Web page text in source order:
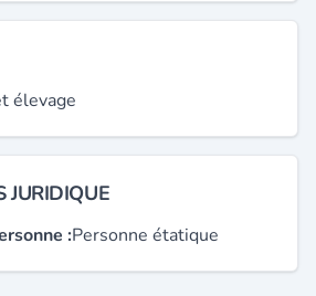
élevage
JURIDIQUE
:Personne étatique